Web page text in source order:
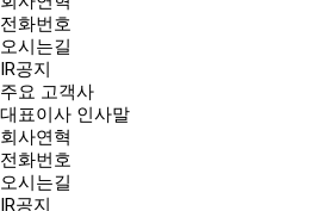
전화번호
오시는길
IR공지
주요 고객사
대표이사 인사말
회사연혁
전화번호
오시는길
IR공지